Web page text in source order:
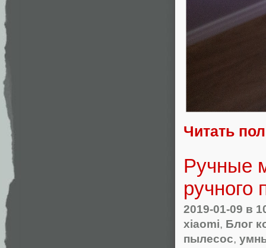
Читать
Ручные
ручного
2019-01-09 в
xiaomi, Блог
пылесос,